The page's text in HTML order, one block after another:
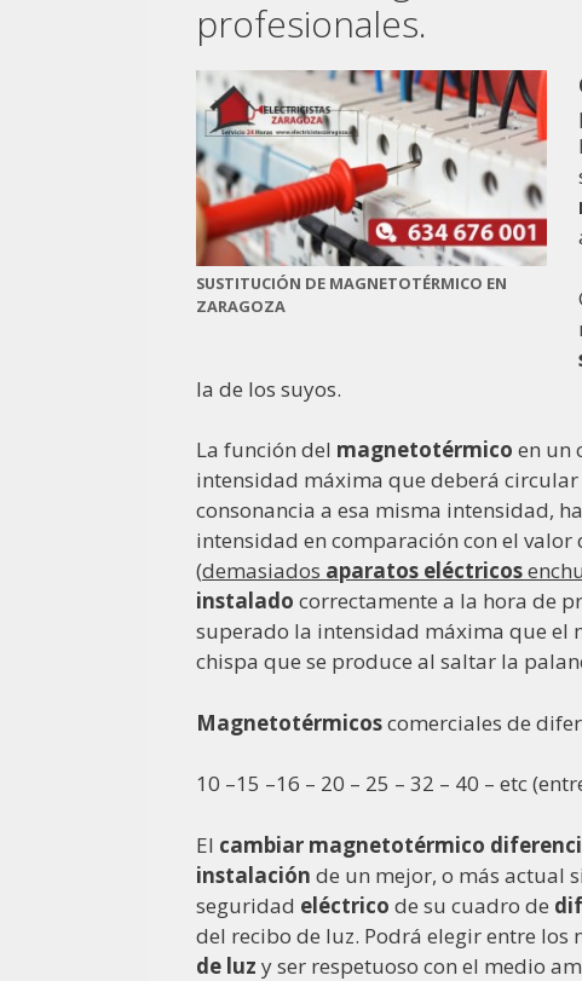
profesionales.
SUSTITUCIÓN DE MAGNETOTÉRMICO EN
ZARAGOZA
la de los suyos.
La función del magnetotérmico en un
intensidad máxima que deberá
consonancia a esa misma intensidad,
intensidad en comparación con el valor
(demasiados aparatos eléctricos
instalado correctamente a la hora de
superado la intensidad máxima que el
chispa que se produce al saltar la
Magnetotérmicoscomerciales de
10 –15 –16 – 20 – 25 – 32 – 40 – etc
El cambiar magnetotérmico
instalación de un mejor, o más actual
seguridad eléctrico de su cuadro de
del recibo de luz. Podrá elegir entre
de luz y ser respetuoso con el medio